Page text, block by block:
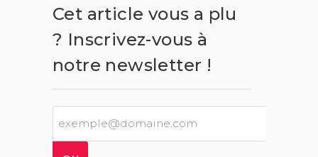
Cet article vous a plu
? Inscrivez-vous à
notre newsletter !